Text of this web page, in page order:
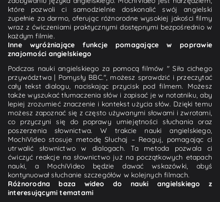
które pozwoli ci samodzielnie doskonalić swój angielski
zupełnie za darmo, oferując różnorodne wysokiej jakości filmy
wraz z ćwiczeniami praktycznymi dostępnymi bezpośrednio w
każdym filmie.
Inne wyróżniające funkcje pomagające w poprawie
znajomości angielskiego
Podczas nauki angielskiego za pomocą filmów " Siła cichego
przywództwa | Pomysły BBC.", możesz sprawdzić i przeczytać
cały tekst dialogu, naciskając przycisk pod filmem. Możesz
także wyszukać tłumaczenia słów i zapisać je w notatniku, aby
lepiej zrozumieć znaczenie i kontekst użycia słów. Dzięki temu
możesz zapoznać się z często używanymi słowami i zwrotami,
co przyczyni się do poprawy umiejętności słuchania oraz
poszerzenia słownictwa. W trakcie nauki angielskiego,
MochiVideo stosuje metodę Słuchaj – Reaguj, pomagając ci
utrwalić słownictwo w dialogach. Ta metoda pozwala ci
ćwiczyć reakcje na słownictwo już na początkowych etapach
nauki, a MochiVideo będzie dawać wskazówki, abyś
kontynuował słuchanie szczegółów w kolejnych filmach.
Różnorodna baza wideo do nauki angielskiego z
interesującymi tematami